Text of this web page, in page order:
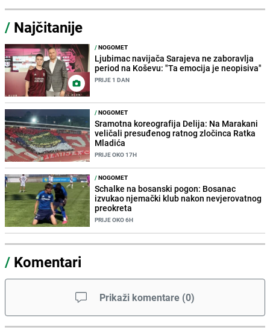
/ Najčitanije
/NOGOMET
Ljubimac navijača Sarajeva ne zaboravlja
period na Koševu: "Ta emocija je neopisiva"
PRIJE 1 DAN
/NOGOMET
Sramotna koreografija Delija: Na Marakani
veličali presuđenog ratnog zločinca Ratka
Mladića
PRIJE OKO 17H
/NOGOMET
Schalke na bosanski pogon: Bosanac
izvukao njemački klub nakon nevjerovatnog
preokreta
PRIJE OKO 6H
/ Komentari
Prikaži komentare (0)